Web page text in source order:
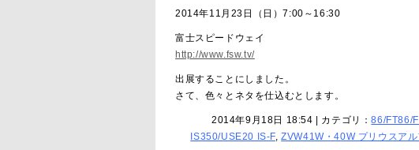
2014年11月23日（日）7:00～16:30
富士スピードウェイ
http://www.fsw.tv/
出展することにしました。
さて、色々とネタを仕込むとします。
2014年9月18日 18:54 | カテゴリ：86/FT86/
IS350/USE20 IS-F,ZVW41W・40W プリウスアル